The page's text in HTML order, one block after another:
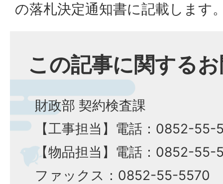
の落札決定通知書に記載します
この記事に関する
財政部 契約検査課
【工事担当】電話：0852-55-
【物品担当】電話：0852-55-
ファックス：0852-55-5570